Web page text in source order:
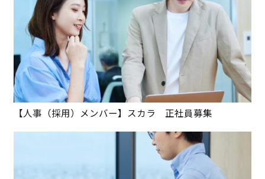
【人事（採用）メンバー】スカラ 正社員募集